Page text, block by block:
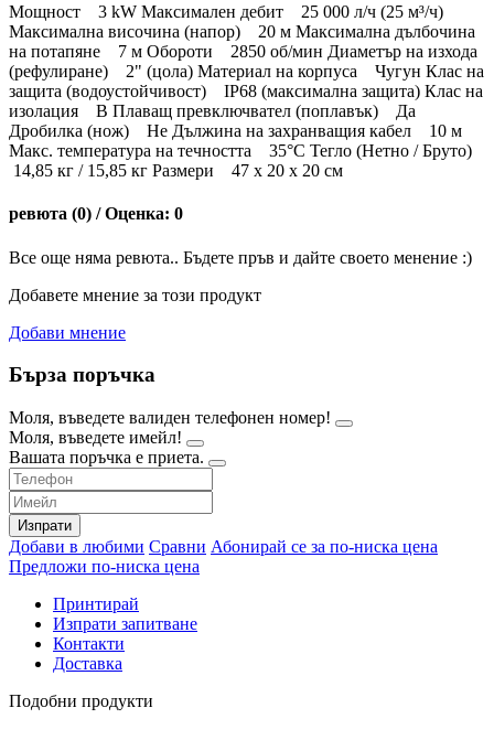
Мощност 3 kW Максимален дебит 25 000 л/ч (25 м³/ч)
Максимална височина (напор) 20 м Максимална дълбочина
на потапяне 7 м Обороти 2850 об/мин Диаметър на изхода
(рефулиране) 2" (цола) Материал на корпуса Чугун Клас на
защита (водоустойчивост) IP68 (максимална защита) Клас на
изолация B Плаващ превключвател (поплавък) Да
Дробилка (нож) Не Дължина на захранващия кабел 10 м
Макс. температура на течността 35°C Тегло (Нетно / Бруто)
14,85 кг / 15,85 кг Размери 47 x 20 x 20 см
ревюта (0) / Оценка: 0
Все още няма ревюта.. Бъдете пръв и дайте своето менение :)
Добавете мнение за този продукт
Добави мнение
Бърза поръчка
Моля, въведете валиден телефонен номер!
Моля, въведете имейл!
Вашата поръчка е приета.
Изпрати
Добави в любими Сравни Абонирай се за по-ниска цена
Предложи по-ниска цена
Принтирай
Изпрати запитване
Контакти
Доставка
Подобни продукти